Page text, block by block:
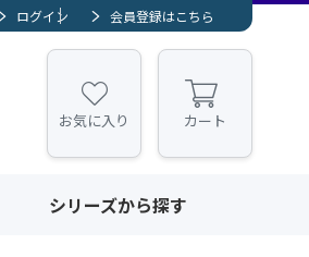
ログイン 会員登録はこちら
お気に入り カート
シリーズから探す